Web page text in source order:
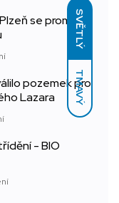
SVĚTLÝ
TMAVÝ
se promění
pozemek pro
Lazara
- BIO